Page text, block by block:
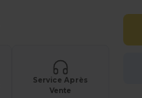
Service Après
Vente